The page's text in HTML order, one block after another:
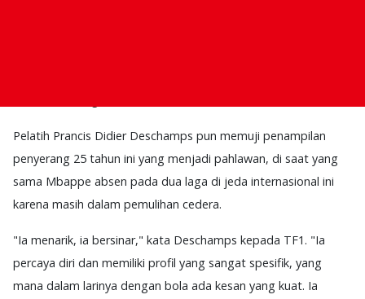
Pelatih Prancis Didier Deschamps pun memuji penampilan
penyerang 25 tahun ini yang menjadi pahlawan, di saat yang
sama Mbappe absen pada dua laga di jeda internasional ini
karena masih dalam pemulihan cedera.
"Ia menarik, ia bersinar," kata Deschamps kepada TF1. "Ia
percaya diri dan memiliki profil yang sangat spesifik, yang
mana dalam larinya dengan bola ada kesan yang kuat. Ia